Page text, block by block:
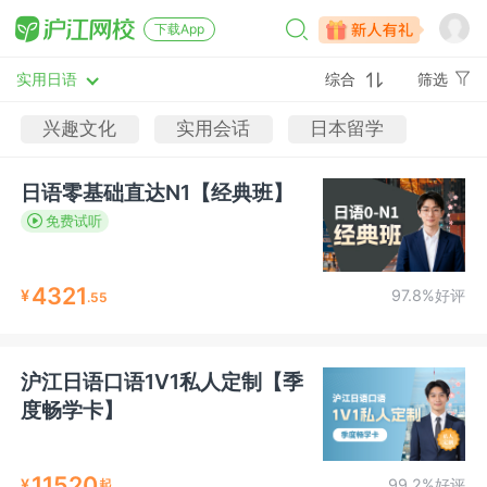
下载App
实用日语 筛选
综合
兴趣文化 实用会话 日本留学
日语零基础直达N1【经典班】
免费试听
¥4321 .55 97.8%好评
沪江日语口语1V1私人定制【季
度畅学卡】